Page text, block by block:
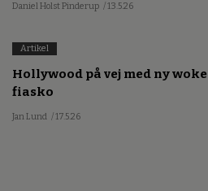
Daniel Holst Pinderup / 13.5.26
Artikel
Hollywood på vej med ny woke
fiasko
Jan Lund / 17.5.26